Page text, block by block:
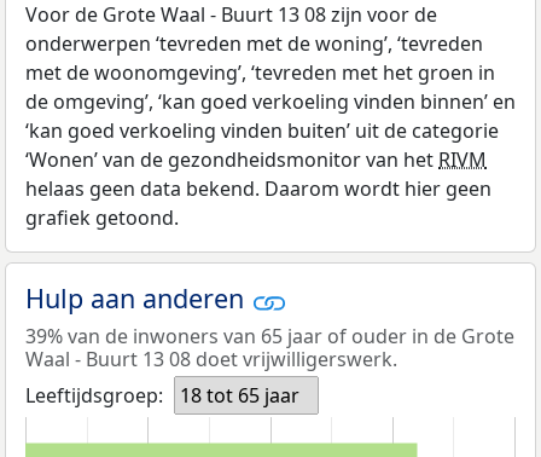
Voor de Grote Waal - Buurt 13 08 zijn voor de
onderwerpen ‘tevreden met de woning’, ‘tevreden
met de woonomgeving’, ‘tevreden met het groen in
de omgeving’, ‘kan goed verkoeling vinden binnen’ en
‘kan goed verkoeling vinden buiten’ uit de categorie
‘Wonen’ van de gezondheidsmonitor van hetRIVM
helaas geen data bekend. Daarom wordt hier geen
grafiek getoond.
Hulp aan anderen
39% van de inwoners van 65 jaar of ouder in de Grote
Waal - Buurt 13 08 doet vrijwilligerswerk.
Leeftijdsgroep:
18 tot 65 jaar